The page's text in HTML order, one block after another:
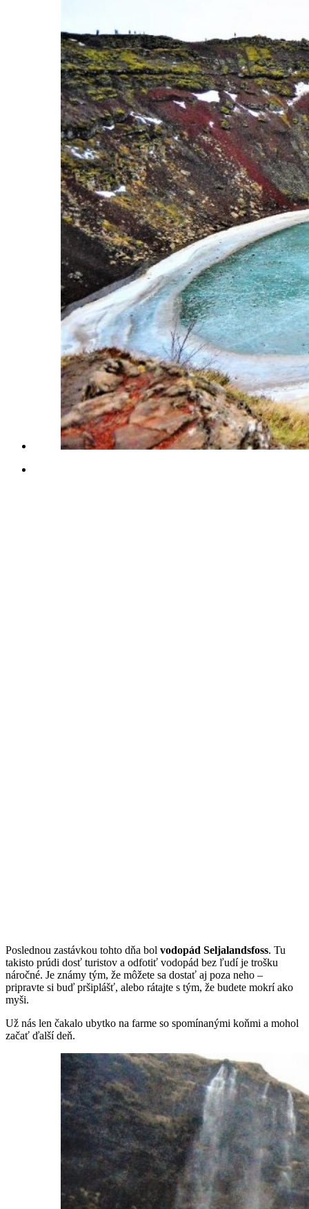
Poslednou zastávkou tohto dňa bol vodopád Seljalandsfoss. Tu
takisto prúdi dosť turistov a odfotiť vodopád bez ľudí je trošku
náročné. Je známy tým, že môžete sa dostať aj poza neho –
pripravte si buď pršiplášť, alebo rátajte s tým, že budete mokrí ako
myši.
Už nás len čakalo ubytko na farme so spomínanými koňmi a mohol
začať ďalší deň.